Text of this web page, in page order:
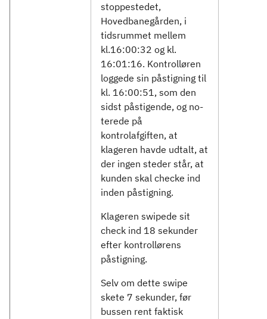
stoppestedet,
Hovedbanegården, i
tidsrummet mellem
kl.16:00:32 og kl.
16:01:16. Kontrolløren
loggede sin påstigning til
kl. 16:00:51, som den
sidst påstigende, og no-
terede på
kontrolafgiften, at
klageren havde udtalt, at
der ingen steder står, at
kunden skal checke ind
inden påstigning.
Klageren swipede sit
check ind 18 sekunder
efter kontrollørens
påstigning.
Selv om dette swipe
skete 7 sekunder, før
bussen rent faktisk